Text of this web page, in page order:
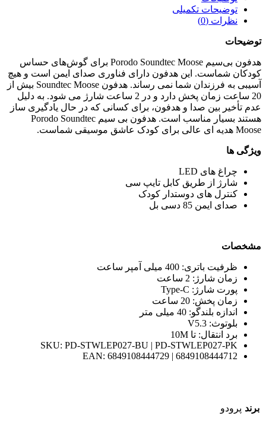
توضیحات تکمیلی
نظرات (0)
توضیحات
هدفون بی‌سیم Porodo Soundtec Moose برای گوش‌های حساس
کودکان شماست. این هدفون دارای فناوری صدای ایمن است و هیچ
آسیبی به فرزندان شما نمی رساند. هدفون Soundtec Moose بیش از
20 ساعت زمان پخش دارد و در 2 ساعت شارژ می شود. به دلیل
عدم تأخیر بین صدا و هدفون، برای کسانی که در حال یادگیری ساز
هستند بسیار مناسب است. هدفون بی سیم Porodo Soundtec
Moose هدیه ای عالی برای کودک عاشق موسیقی شماست.
ویژگی ها
چراغ های LED
شارژ از طریق کابل تایپ سی
کنترل های دوستدار کودک
صدای ایمن 85 دسی بل
مشخصات
ظرفیت باتری: 400 میلی آمپر ساعت
زمان شارژ: 2 ساعت
پورت شارژ: Type-C
زمان پخش: 20 ساعت
اندازه بلندگو: 40 میلی متر
بلوتوث: V5.3
برد انتقال: تا 10M
SKU: PD-STWLEP027-BU | PD-STWLEP027-PK
EAN: 6849108444729 | 6849108444712
برند پرودو